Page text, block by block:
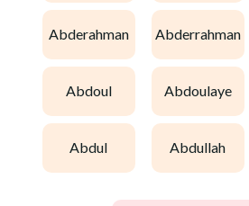
abderahman abderrahman
abdoul abdoulaye
abdul abdullah